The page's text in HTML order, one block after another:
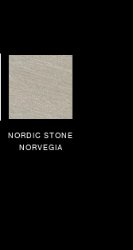
NORDIC STONE
NORVEGIA
Matte